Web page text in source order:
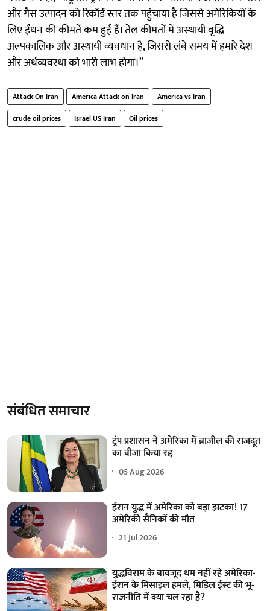
और गैस उत्पादन को रिकॉर्ड स्तर तक पहुंचाया है जिससे अमेरिकियों के
लिए ईंधन की कीमतें कम हुई हैं। तेल कीमतों में अस्थायी वृद्धि
अल्पकालिक और अस्थायी व्यवधान है, जिससे लंबे समय में हमारे देश
और अर्थव्यवस्था को भारी लाभ होगा।’’
Attack On Iran America Attack on Iran
America vs Iran
crude oil prices
Israel US Iran Oil prices
संबंधित समाचार
ट्रंप प्रशासन ने अमेरिका में ब्राजील की राजदूत
का वीजा किया रद्द
05 Aug 2026
ईरान युद्ध में अमेरिका को बड़ा झटका! 17
अमेरिकी सैनिकों की मौत
21 Jul 2026
युद्धविराम के बावजूद थम नहीं रहे अमेरिका-
ईरान के मिसाइल हमले, मिडिल ईस्ट की भू-
राजनीति में क्या चल रहा है?